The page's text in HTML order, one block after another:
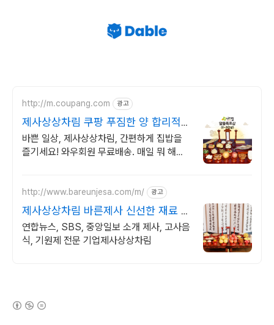
http://m.coupang.com 광고
제사상상차림 쿠팡 푸짐한 양 합리적인
가격
바쁜 일상, 제사상상차림, 간편하게 집밥을
즐기세요! 와우회원 무료배송. 매일 뭐 해먹
http://www.bareunjesa.com/m/ 광고
제사상상차림 바른제사 신선한 재료 당
일 조리/배송
연합뉴스, SBS, 중앙일보 소개 제사, 고사음
식, 기원제 전문 기업제사상상차림